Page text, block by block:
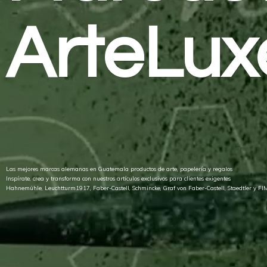
Las mejores marcas alemanas en Guatemala productos de arte, papelería y regalos
Inspírate, crea y transforma con nuestros artículos exclusivos para clientes exigentes
Hahnemühle, Leuchtturm1917, Faber-Castell, Schmincke, Graf von Faber-Castell, Staedtlery